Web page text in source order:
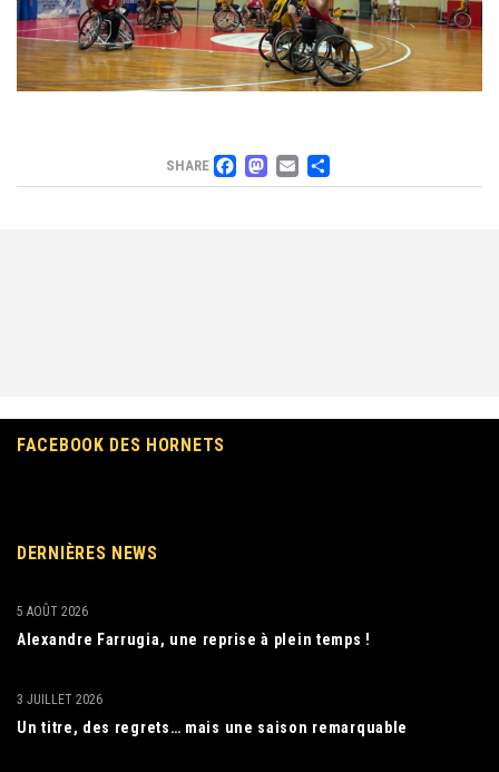
SHARE FACEBOOK
MASTODON
EMAIL
PARTAGER
FACEBOOK DES HORNETS
DERNIÈRES NEWS
Alexandre Farrugia, une reprise à plein temps !
5 AOÛT 2026
Un titre, des regrets… mais une saison remarquable
3 JUILLET 2026